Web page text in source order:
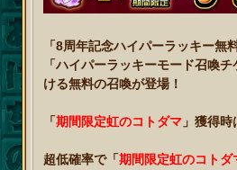
「8周年記念ハイパーラッキー無
「ハイパーラッキーモード召喚チ
ける無料の召喚が登場！
「期間限定虹のコトダマ 」獲得時
超低確率で「期間限定虹のコトダ